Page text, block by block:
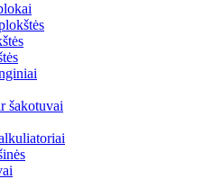
šakotuvai